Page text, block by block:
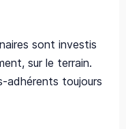
sont investis
sur le terrain.
adhérents toujours